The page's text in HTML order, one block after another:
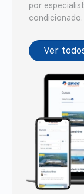
por
condicionado.
Ver